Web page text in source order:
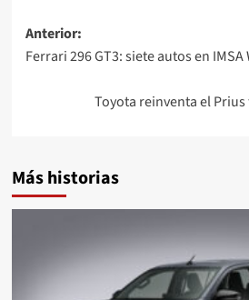
Navegación
de
entradas
Anterior:
Ferrari 296 GT3: siete autos en
Toyota reinventa el Prius
Más historias